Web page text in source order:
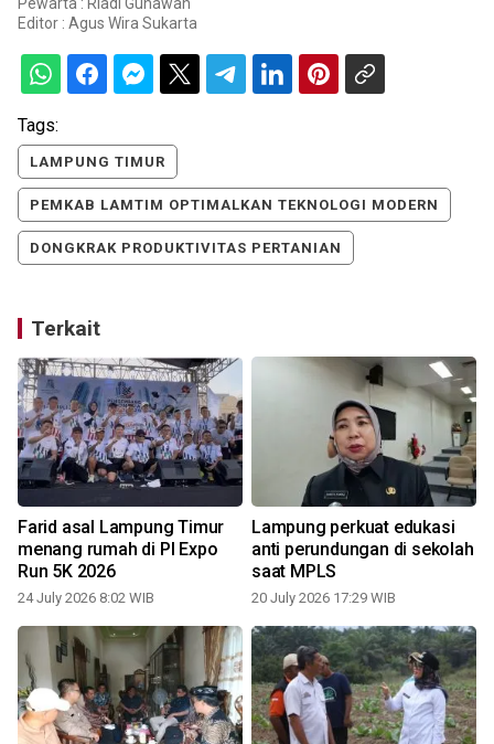
Editor : Agus Wira Sukarta
Tags:
LAMPUNG TIMUR
PEMKAB LAMTIM OPTIMALKAN TEKNOLOGI MODERN
DONGKRAK PRODUKTIVITAS PERTANIAN
Terkait
Farid asal Lampung Timur
menang rumah di PI Expo
Run 5K 2026
24 July 2026 8:02 WIB
Lampung perkuat edukasi
anti perundungan di sekolah
saat MPLS
20 July 2026 17:29 WIB